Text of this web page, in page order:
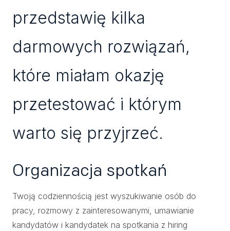
przedstawię kilka
darmowych rozwiązań,
które miałam okazję
przetestować i którym
warto się przyjrzeć.
Organizacja spotkań
Twoją codziennością jest wyszukiwanie osób do
pracy, rozmowy z zainteresowanymi, umawianie
kandydatów i kandydatek na spotkania z hiring